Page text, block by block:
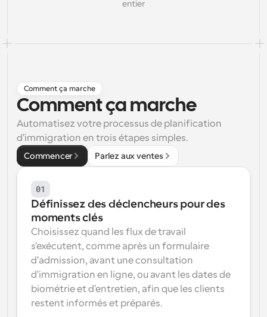
alimentés par l'IA
Réunions instantanées
Rencontrez des clients en quelques minutes
Liens de groupe dynamique
Réservez facilement des réunions avec plusieurs
personnes
Webhooks
Soyez informé lorsque quelque chose se passe
entier
Comment ça marche
Comment ça marche
Automatisez votre processus de planification
d'immigration en trois étapes simples.
Commencer Parlez aux ventes
01
Définissez des déclencheurs pour des
moments clés
Choisissez quand les flux de travail
s'exécutent, comme après un formulaire
d'admission, avant une consultation
d'immigration en ligne, ou avant les dates de
biométrie et d'entretien, afin que les clients
restent informés et préparés.